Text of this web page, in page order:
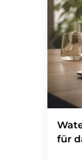
für